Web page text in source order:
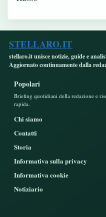
STELLARO.IT
stellaro.it unisce notizie, guide e
Aggiornato continuamente dalla
Popolari
Briefing quotidiani della redazione e
rapida.
Chi siamo
Contatti
Storia
Informativa sulla privacy
Informativa cookie
Notiziario